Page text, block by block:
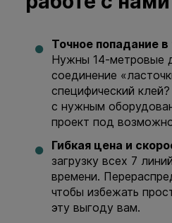
Точное попадание
Нужны 14-метровые
соединение
специфический
с нужным
проект под
Гибкая цена и
загрузку всех 7
времени.
чтобы избежать
эту выгоду вам.